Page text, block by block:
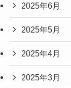
2025年6月
2025年5月
2025年4月
2025年3月